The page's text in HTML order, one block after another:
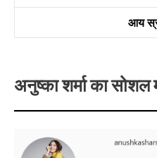
आय
अनुष्का शर्मा का सोशल